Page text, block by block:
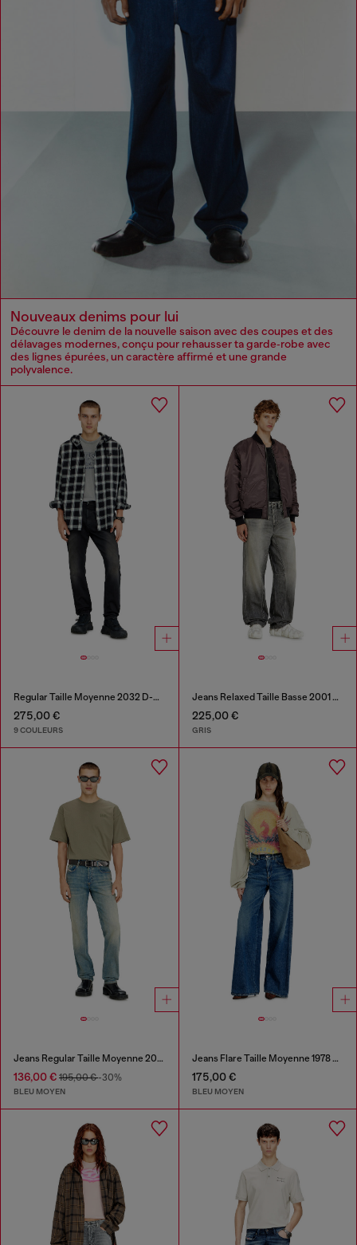
Nouveaux denims pour lui
Découvre le denim de la nouvelle saison avec des coupes et des
délavages modernes, conçu pour rehausser ta garde‑robe avec
des lignes épurées, un caractère affirmé et une grande
polyvalence.
Regular Taille Moyenne 2032 D-Krooley-BW Joggjeans®
275,00 €
9 COULEURS
Jeans Relaxed Taille Basse 2001 D-Macro
225,00 €
GRIS
Jeans Regular Taille Moyenne 2023 D-Finitive
136,00 € 195,00 €-30%
BLEU MOYEN
Jeans Flare Taille Moyenne 1978 D-Akemi
175,00 €
BLEU MOYEN